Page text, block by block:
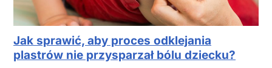
Jak sprawić, aby proces odklejania
plastrów nie przysparzał bólu dziecku?